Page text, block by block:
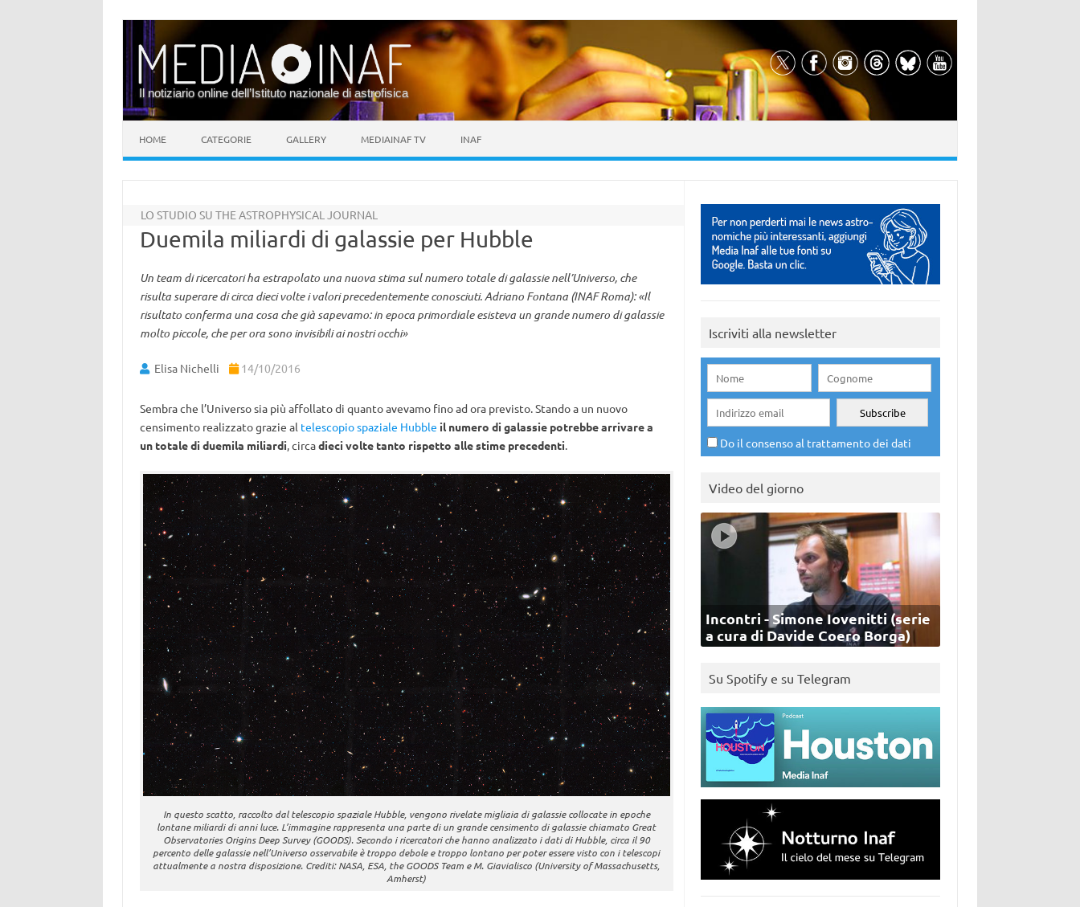
Il notiziario online dell’Istituto nazionale di astrofisica
HOME CATEGORIE GALLERY MEDIAINAF TV INAF
LO STUDIO SU THE ASTROPHYSICAL JOURNAL
Duemila miliardi di galassie per Hubble
Un team di ricercatori ha estrapolato una nuova stima sul numero totale di galassie nell’Universo, che
risulta superare di circa dieci volte i valori precedentemente conosciuti. Adriano Fontana (INAF Roma): «Il
risultato conferma una cosa che già sapevamo: in epoca primordiale esisteva un grande numero di galassie
molto piccole, che per ora sono invisibili ai nostri occhi»
Elisa Nichelli 14/10/2016
Sembra che l’Universo sia più affollato di quanto avevamo fino ad ora previsto. Stando a un nuovo
censimento realizzato grazie al telescopio spaziale Hubble il numero di galassie potrebbe arrivare a
un totale di duemila miliardi, circadieci volte tanto rispetto alle stime precedenti.
In questo scatto, raccolto dal telescopio spaziale Hubble, vengono rivelate migliaia di galassie collocate in epoche
lontane miliardi di anni luce. L’immagine rappresenta una parte di un grande censimento di galassie chiamato Great
Observatories Origins Deep Survey (GOODS). Secondo i ricercatori che hanno analizzato i dati di Hubble, circa il 90
percento delle galassie nell’Universo osservabile è troppo debole e troppo lontano per poter essere visto con i telescopi
attualmente a nostra disposizione. Crediti: NASA, ESA, the GOODS Team e M. Giavialisco (University of Massachusetts,
Amherst)
Iscriviti alla newsletter
Do il consenso al trattamento dei dati
Video del giorno
Incontri - Simone Iovenitti (serie
a cura di Davide Coero Borga)
Su Spotify e su Telegram